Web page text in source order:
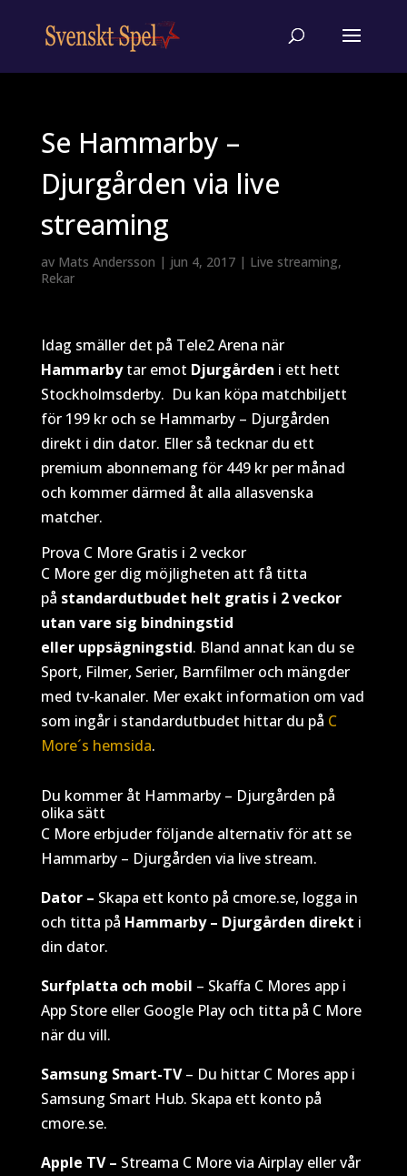
Se Hammarby –
Djurgården via live
streaming
av Mats Andersson | jun 4, 2017| Live streaming,
Rekar
Idag smäller det på Tele2 Arena när
Hammarbytar emot Djurgården i ett hett
Stockholmsderby. Du kan köpa matchbiljett
för 199 kr och se Hammarby – Djurgården
direkt i din dator. Eller så tecknar du ett
premium abonnemang för 449 kr per månad
och kommer därmed åt alla allasvenska
matcher.
Prova C More Gratis i 2 veckor
C More ger dig möjligheten att få titta
på standardutbudet helt gratis i 2 veckor
utan vare sig bindningstid
eller uppsägningstid. Bland annat kan du se
Sport, Filmer, Serier, Barnfilmer och mängder
med tv-kanaler. Mer exakt information om vad
som ingår i standardutbudet hittar du på C
More´s hemsida.
Du kommer åt Hammarby – Djurgården på
olika sätt
C More erbjuder följande alternativ för att se
Hammarby – Djurgården via live stream.
Dator – Skapa ett konto på cmore.se, logga in
och titta på Hammarby – Djurgården direkt i
din dator.
Surfplatta och mobil – Skaffa C Mores app i
App Store eller Google Play och titta på C More
när du vill.
Samsung Smart-TV– Du hittar C Mores app i
Samsung Smart Hub. Skapa ett konto på
cmore.se.
Apple TV – Streama C More via Airplay eller vår